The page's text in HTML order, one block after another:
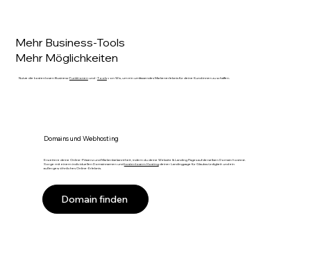
Mehr Business-Tools
Mehr Möglichkeiten
Nutze die kostenlosen Business-Funktionenund -Toolsvon Wix, um ein umfassendes Markenerlebnis für deine Kund:innen zu schaffen.
Domains und Webhosting
Erweitere deine Online-Präsenz und Markenbekanntheit, indem du deine Website & Landing Pages auf derselben Domain hostest.
Sorge mit einem individuellen Domainnamen undkostenlosem Hostingdeiner Landingpage für Glaubwürdigkeit und ein
außergewöhnliches Online-Erlebnis.
Domain finden